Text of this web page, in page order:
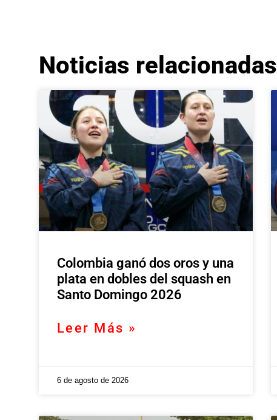
Noticias relacionadas
Colombia ganó dos oros y una
plata en dobles del squash en
Santo Domingo 2026
Leer Más »
6 de agosto de 2026